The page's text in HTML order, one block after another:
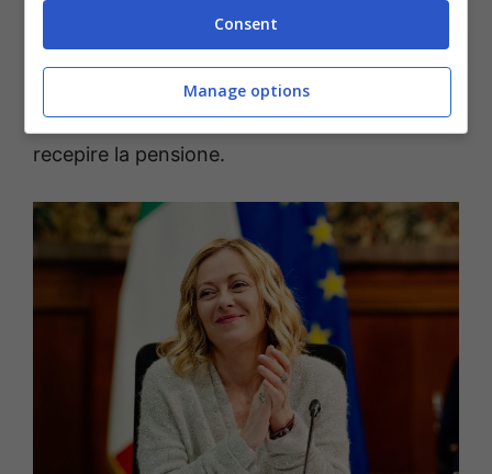
questo tipo di definizione tutti i tipi di
contributi, compresi quelli figurativi e
volontari. Tale leggetutela chi ha pochi anni
di contributi, ma comunque ha il diritto di
recepire la pensione.
Consent
Manage options